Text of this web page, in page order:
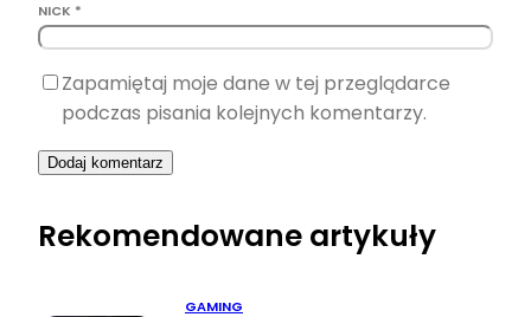
NICK *
Zapamiętaj moje dane w tej przeglądarce
podczas pisania kolejnych komentarzy.
Rekomendowane artykuły
GAMING